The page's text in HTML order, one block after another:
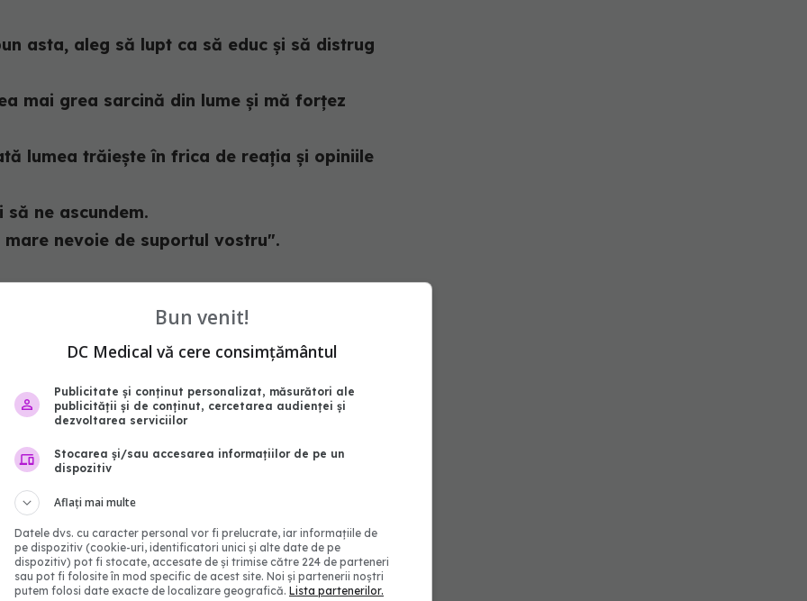
asta, aleg să lupt ca să educ și să distrug
mai grea sarcină din lume și mă forțez
lumea trăiește în frica de reația și opiniile
ne ascundem.
nevoie de suportul vostru".
sistemul imunitar al organismului. Cei
sumbră de altădată.
fi controlată complet, tratamentele în cauză
au evuat în așa măsură, încât la
virală nu mai poate fi detectată iar ei nu
Bun venit!
DC Medical vă cere consimțământul
Publicitate și conținut personalizat, măsurători ale
publicității și de conținut, cercetarea audienței și
dezvoltarea serviciilor
Stocarea și/sau accesarea informațiilor de pe un
dispozitiv
Aflați mai multe
Datele dvs. cu caracter personal vor fi prelucrate, iar informațiile de
pe dispozitiv (cookie-uri, identificatori unici și alte date de pe
dispozitiv) pot fi stocate, accesate de și trimise către 224 de parteneri
sau pot fi folosite în mod specific de acest site. Noi și partenerii noștri
putem folosi date exacte de localizare geografică. Lista partenerilor.